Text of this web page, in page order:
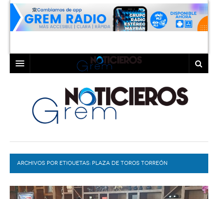
LAGUNA
TORREÓN
GÓMEZ PALACIO
LERDO
COAHUILA
DURANGO
DEPORTES
ARCHIVOS POR ETIQUETAS: PLAZA DE TOROS TORREÓN